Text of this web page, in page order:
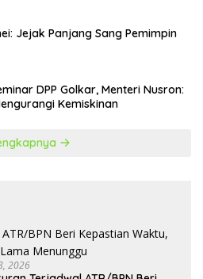
Jejak Panjang Sang Pemimpin
DPP Golkar, Menteri Nusron:
Kemiskinan
2026